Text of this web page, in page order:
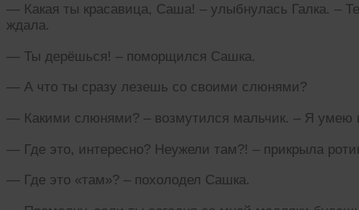
— Какая ты красавица, Саша! – улыбнулась Галка. –
ждала.
— Ты дерёшься! – поморщился Сашка.
— А что ты сразу лезешь со своими слюнями?
— Какими слюнями? – возмутился мальчик. – Я умею
— Где это, интересно? Неужели там?! – прикрыла
— Где это «там»? – похолодел Сашка.